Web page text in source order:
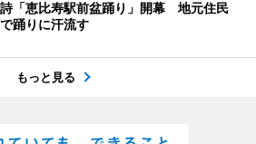
「恵比寿駅前盆踊り」開幕 地元住民
踊りに汗流す
もっと見る